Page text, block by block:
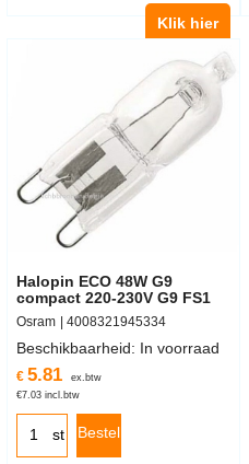
Klik hier
Halopin ECO 48W G9
compact 220-230V G9 FS1
€ 5.81
ex.btw
€7.03 incl.btw
Osram 4008321945334
Beschikbaarheid: In voorraad
st Bestel